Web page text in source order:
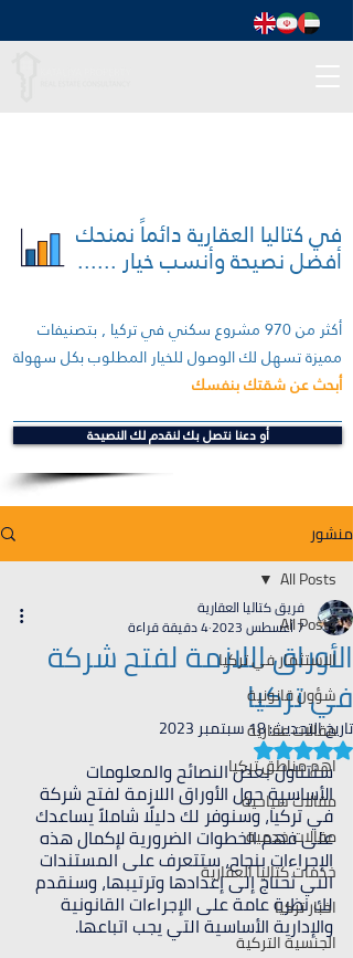
في كتاليا العقارية دائماً نمنحك
أفضل نصيحة وأنسب خيار ......
أكثر من 970 مشروع سكني في تركيا , بتصنيفات
مميزة تسهل لك الوصول للخيار المطلوب بكل سهولة
أبحث عن شقتك بنفسك
أو دعنا نتصل بك لنقدم لك النصيحة
منشور
All Posts
الاستثمار في تركيا
شؤون قانونية
مقالات عقارية
اهم مناطق تركيا
مقالات سياحية
مقالات خدمية
خدمات كتاليا العقارية
اخبار تركيا
الجنسية التركية
All Posts
الأوراق اللازمة لفتح شركة
في تركيا
فريق كتاليا العقارية
7 أغسطس 2023 4 دقيقة قراءة
تاريخ التحديث:18 سبتمبر 2023
تم التقييم بـ ليس رقمًا من أصل 5 نجوم.
سنتناول بعض النصائح والمعلومات
الأساسية حول الأوراق اللازمة لفتح شركة
في تركيا، وسنوفر لك دليلًا شاملاً يساعدك
على فهم الخطوات الضرورية لإكمال هذه
الإجراءات بنجاح، ستتعرف على المستندات
التي تحتاج إلى إعدادها وترتيبها، وسنقدم
لك نظرة عامة على الإجراءات القانونية
والإدارية الأساسية التي يجب اتباعها.